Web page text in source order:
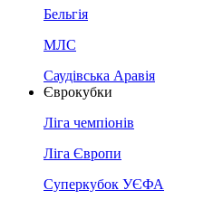
Бельгія
МЛС
Саудівська Аравія
Єврокубки
Ліга чемпіонів
Ліга Європи
Суперкубок УЄФА